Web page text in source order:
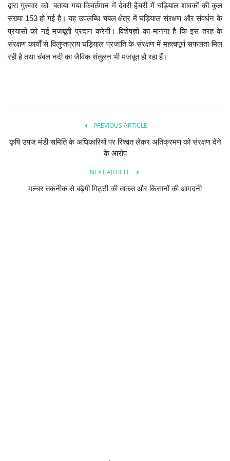
द्वारा गुरुवार को बताया गया किवर्तमान में देवरी हैचरी में घड़ियाल शावकों की कुल
संख्या 153 हो गई है। यह उपलब्धि चंबल क्षेत्र में घड़ियाल संरक्षण और संवर्धन के
प्रयासों को नई मजबूती प्रदान करेगी। विशेषज्ञों का मानना है कि इस तरह के
संरक्षण कार्यों से विलुप्तप्राय घड़ियाल प्रजाति के संरक्षण में महत्वपूर्ण सफलता मिल
रही है तथा चंबल नदी का जैविक संतुलन भी मजबूत हो रहा हैं।
PREVIOUS ARTICLE
कृषि उपज मंडी समिति के अधिकारियों पर रिश्वत लेकर अतिक्रमण को संरक्षण देने
के आरोप
NEXT ARTICLE
मल्चर तकनीक से बढ़ेगी मिट्टी की ताकत और किसानों की आमदनी